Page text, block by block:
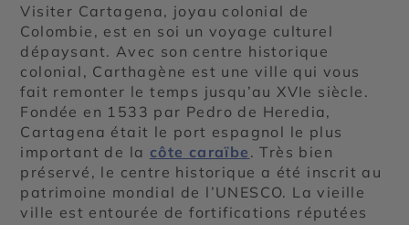
Visiter Cartagena, joyau colonial de
Colombie, est en soi un voyage culturel
dépaysant. Avec son centre historique
colonial, Carthagène est une ville qui vous
fait remonter le temps jusqu’au XVIe siècle.
Fondée en 1533 par Pedro de Heredia,
Cartagena était le port espagnol le plus
important de la côte caraïbe . Très bien
préservé, le centre historique a été inscrit au
patrimoine mondial de l’UNESCO. La vieille
ville est entourée de fortifications réputées